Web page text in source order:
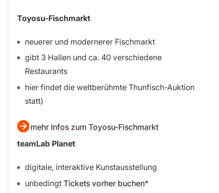
Toyosu-Fischmarkt
neuerer und modernerer Fischmarkt
gibt 3 Hallen und ca. 40 verschiedene
Restaurants
hier findet die weltberühmte Thunfisch-Auktion
statt)
mehr Infos zum Toyosu-Fischmarkt
teamLab Planet
digitale, interaktive Kunstausstellung
unbedingt Tickets vorher buchen